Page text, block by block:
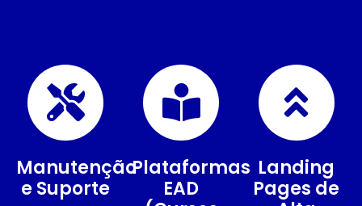
Manutenção
e Suporte
Plataformas
EAD
Landing
Pages de